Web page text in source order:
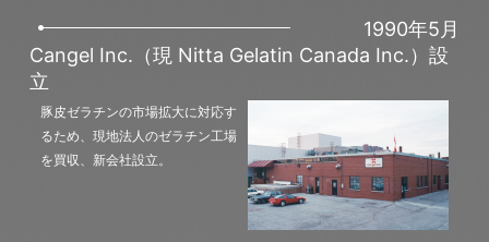
1990年5月
Cangel Inc.（現 Nitta Gelatin Canada Inc.）設
立
豚皮ゼラチンの市場拡大に対応す
るため、現地法人のゼラチン工場
を買収、新会社設立。